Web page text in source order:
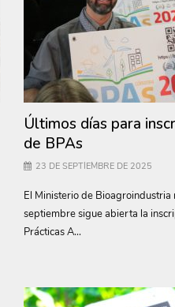
Últimos días para
de BPAs
23 DE SEPTIEMBRE DE 2025
El Ministerio de
septiembre sigue abierta la
Prácticas A...